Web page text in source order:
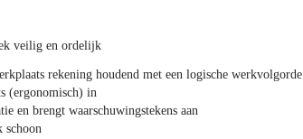
veilig en ordelijk
rekening houdend met een logische werkvolgorde
(ergonomisch) in
en brengt waarschuwingstekens aan
schoon